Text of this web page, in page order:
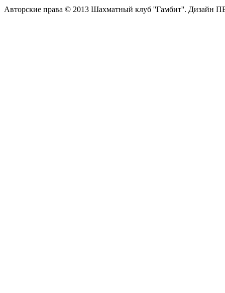
Авторские права © 2013 Шахматный клуб ''Гамбит''. Дизайн